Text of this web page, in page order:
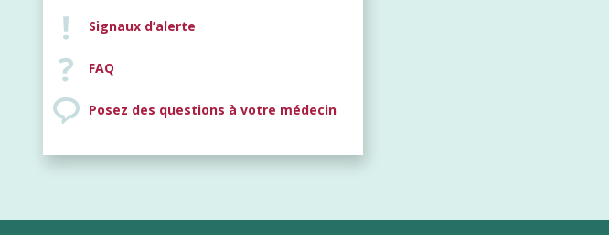
Signaux d’alerte
FAQ
Posez des questions à votre médecin